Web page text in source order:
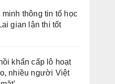
minh thông tin tố học
gian lận thi tốt
khẩn cấp lô hoạt
nhiều người Việt